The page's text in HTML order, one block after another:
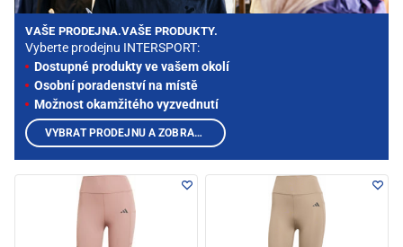
VAŠE PRODEJNA.VAŠE PRODUKTY.
Vyberte prodejnu INTERSPORT:
Dostupné produkty ve vašem okolí
Osobní poradenství na místě
Možnost okamžitého vyzvednutí
VYBRAT PRODEJNU A ZOBRAZIT PRODUKTY